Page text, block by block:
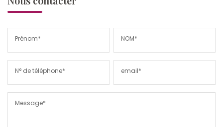
Prénom* NOM*
N° de téléphone* email*
Message*